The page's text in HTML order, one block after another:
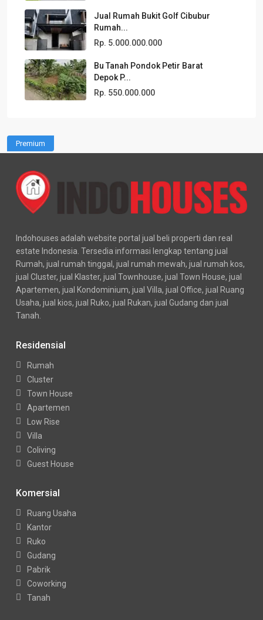
Jual Rumah Bukit Golf Cibubur
Rumah...
Rp. 5.000.000.000
Bu Tanah Pondok Petir Barat
Depok P...
Rp. 550.000.000
Premium
Indohouses adalah website portal jual beli properti dan real
estate Indonesia. Tersedia informasi lengkap tentang jual
Rumah, jual rumah tinggal, jual rumah mewah, jual rumah kos,
jual Cluster, jual Klaster, jual Townhouse, jual Town House, jual
Apartemen, jual Kondominium, jual Villa, jual Office, jual Ruang
Usaha, jual kios, jual Ruko, jual Rukan, jual Gudang dan jual
Tanah.
Residensial
Rumah
Cluster
Town House
Apartemen
Low Rise
Villa
Coliving
Guest House
Komersial
Ruang Usaha
Kantor
Ruko
Gudang
Pabrik
Coworking
Tanah